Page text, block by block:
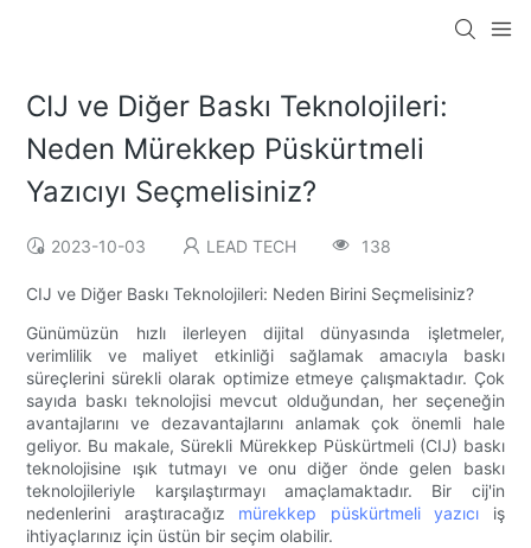
CIJ ve Diğer Baskı Teknolojileri:
Neden Mürekkep Püskürtmeli
Yazıcıyı Seçmelisiniz?
2023-10-03 LEAD TECH 138
CIJ ve Diğer Baskı Teknolojileri: Neden Birini Seçmelisiniz?
Günümüzün hızlı ilerleyen dijital dünyasında işletmeler,
verimlilik ve maliyet etkinliği sağlamak amacıyla baskı
süreçlerini sürekli olarak optimize etmeye çalışmaktadır. Çok
sayıda baskı teknolojisi mevcut olduğundan, her seçeneğin
avantajlarını ve dezavantajlarını anlamak çok önemli hale
geliyor. Bu makale, Sürekli Mürekkep Püskürtmeli (CIJ) baskı
teknolojisine ışık tutmayı ve onu diğer önde gelen baskı
teknolojileriyle karşılaştırmayı amaçlamaktadır. Bir cij'in
nedenlerini araştıracağız mürekkep püskürtmeli yazıcı iş
ihtiyaçlarınız için üstün bir seçim olabilir.